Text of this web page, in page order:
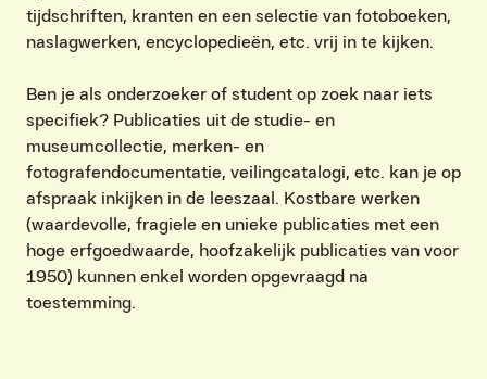
tijdschriften, kranten en een selectie van fotoboeken,
naslagwerken, encyclopedieën, etc. vrij in te kijken.
Ben je als onderzoeker of student op zoek naar iets
specifiek? Publicaties uit de studie- en
museumcollectie, merken- en
fotografendocumentatie, veilingcatalogi, etc. kan je op
afspraak inkijken in de leeszaal. Kostbare werken
(waardevolle, fragiele en unieke publicaties met een
hoge erfgoedwaarde, hoofzakelijk publicaties van voor
1950) kunnen enkel worden opgevraagd na
toestemming.